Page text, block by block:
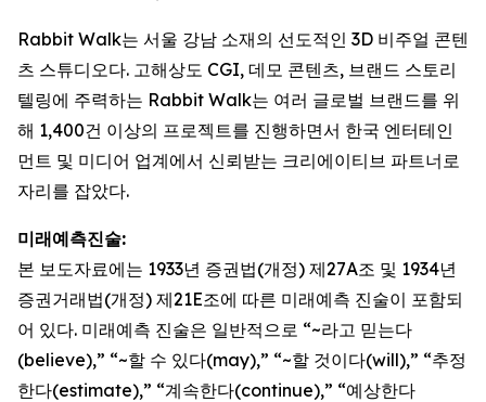
Rabbit Walk는 서울 강남 소재의 선도적인 3D 비주얼 콘텐
츠 스튜디오다. 고해상도 CGI, 데모 콘텐츠, 브랜드 스토리
텔링에 주력하는 Rabbit Walk는 여러 글로벌 브랜드를 위
해 1,400건 이상의 프로젝트를 진행하면서 한국 엔터테인
먼트 및 미디어 업계에서 신뢰받는 크리에이티브 파트너로
자리를 잡았다.
미래예측진술:
본 보도자료에는 1933년 증권법(개정) 제27A조 및 1934년
증권거래법(개정) 제21E조에 따른 미래예측 진술이 포함되
어 있다. 미래예측 진술은 일반적으로 “~라고 믿는다
(believe),” “~할 수 있다(may),” “~할 것이다(will),” “추정
한다(estimate),” “계속한다(continue),” “예상한다